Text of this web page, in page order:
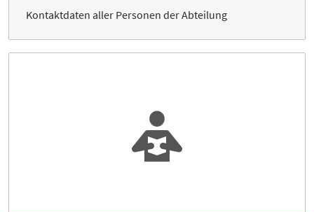
Kontaktdaten aller Personen der Abteilung